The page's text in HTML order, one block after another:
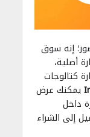
إنه سوق
أصلية،
كتالوجات
يمكنك عرض
داخل
إلى الشراء